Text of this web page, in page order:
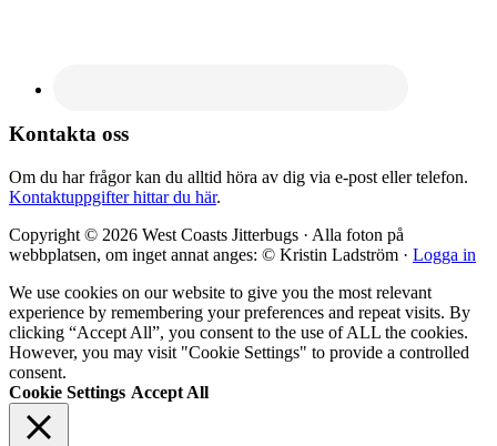
Kontakta oss
Om du har frågor kan du alltid höra av dig via e-post eller telefon.
Kontaktuppgifter hittar du här.
Copyright © 2026 West Coasts Jitterbugs · Alla foton på
webbplatsen, om inget annat anges: © Kristin Ladström · Logga in
We use cookies on our website to give you the most relevant
experience by remembering your preferences and repeat visits. By
clicking “Accept All”, you consent to the use of ALL the cookies.
However, you may visit "Cookie Settings" to provide a controlled
consent.
Cookie Settings Accept All